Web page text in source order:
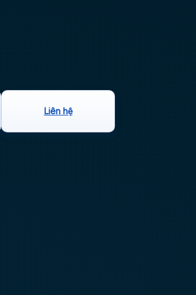
Liên hệ